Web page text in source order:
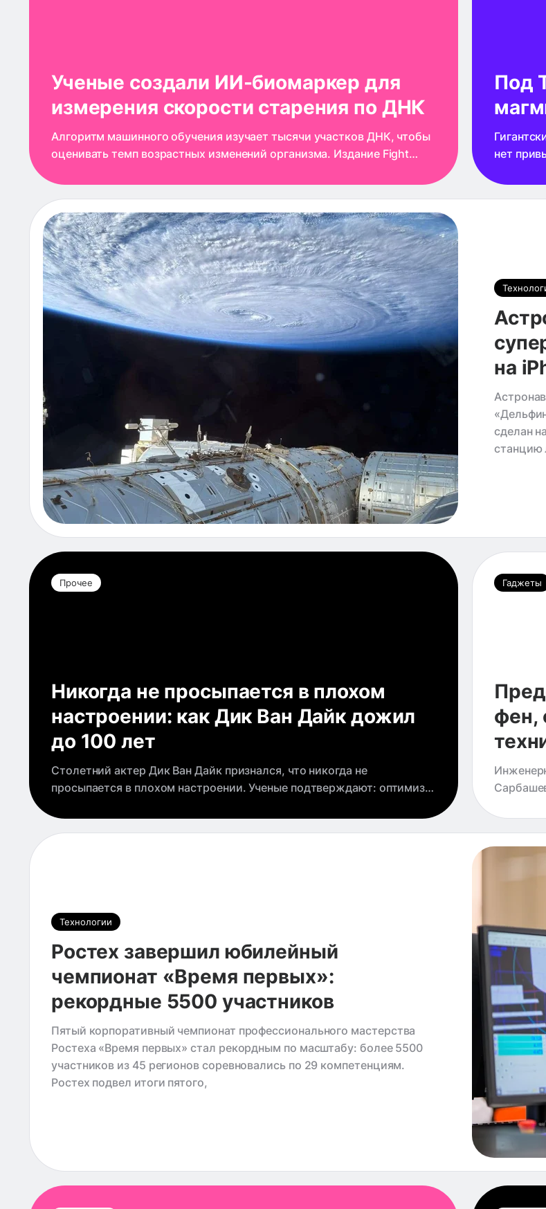
Ученые создали ИИ-биомаркер для
измерения скорости старения по ДНК
Алгоритм машинного обучения изучает тысячи участков ДНК, чтобы
оценивать темп возрастных изменений организма. Издание Fight
FraminghamPACE, который измеряет
Под
нет
глубине
на
сделан
станцию
Прочее
Никогда не просыпается в плохом
настроении: как Дик Ван Дайк дожил
до 100 лет
Столетний актер Дик Ван Дайк признался, что никогда не
просыпается в плохом настроении. Ученые подтверждают: оптимизм
перешагнуть 85-летний рубеж.
Гаджеты
фен,
Технологии
Ростех завершил юбилейный
чемпионат «Время первых»:
рекордные 5500 участников
Пятый корпоративный чемпионат профессионального мастерства
Ростеха «Время первых» стал рекордным по масштабу: более 5500
участников из 45 регионов соревновались по 29 компетенциям.
Ростех подвел итоги пятого,